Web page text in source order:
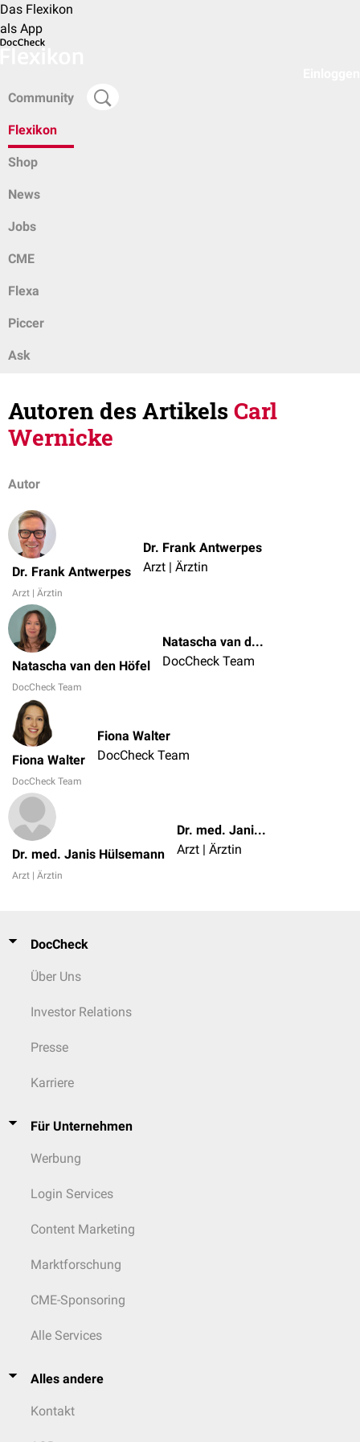
Das Flexikon
als App
Community
Flexikon
Shop
News
Jobs
CME
Flexa
Piccer
Ask
Autoren des ArtikelsCarl
Wernicke
Autor
Dr. Frank Antwerpes
Arzt | Ärztin
Dr. Frank Antwerpes
Arzt | Ärztin
Natascha van den Höfel
DocCheck Team
Natascha van den Höfel
DocCheck Team
Fiona Walter
DocCheck Team
Fiona Walter
DocCheck Team
Dr. med. Janis Hülsemann
Arzt | Ärztin
Dr. med. Janis Hülsemann
Arzt | Ärztin
DocCheck
Über Uns
Investor Relations
Presse
Karriere
Für Unternehmen
Werbung
Login Services
Content Marketing
Marktforschung
CME-Sponsoring
Alle Services
Alles andere
Kontakt